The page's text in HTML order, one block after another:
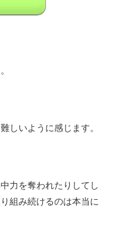
しいように感じます。
力を奪われたりしてし
組み続けるのは本当に